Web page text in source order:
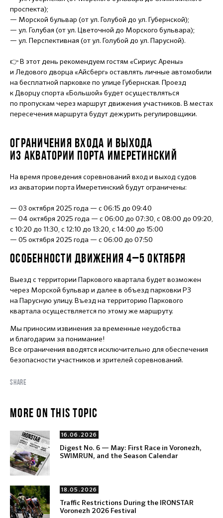
проспекта);
— Морской бульвар (от ул. Голубой до ул. Губернской);
— ул. Голубая (от ул. Цветочной до Морского бульвара);
— ул. Перспективная (от ул. Голубой до ул. Парусной).
👉 В этот день рекомендуем гостям «Сириус Арены»
и Ледового дворца «Айсберг» оставлять личные автомобили
на бесплатной парковке по улице Губернская. Проезд
к Дворцу спорта «Большой» будет осуществляться
по пропускам через маршрут движения участников. В местах
пересечения маршрута будут дежурить регулировщики.
ОГРАНИЧЕНИЯ ВХОДА И ВЫХОДА
ИЗ АКВАТОРИИ ПОРТА ИМЕРЕТИНСКИЙ
На время проведения соревнований вход и выход судов
из акватории порта Имеретинский будут ограничены:
— 03 октября 2025 года — с 06:15 до 09:40
— 04 октября 2025 года — с 06:00 до 07:30, с 08:00 до 09:20,
с 10:20 до 11:30, с 12:10 до 13:20, с 14:00 до 15:00
— 05 октября 2025 года — с 06:00 до 07:50
ОСОБЕННОСТИ ДВИЖЕНИЯ 4–5 ОКТЯБРЯ
Выезд с территории Паркового квартала будет возможен
через Морской бульвар и далее в объезд парковки Р3
на Парусную улицу. Въезд на территорию Паркового
квартала осуществляется по этому же маршруту.
Мы приносим извинения за временные неудобства
и благодарим за понимание!
Все ограничения вводятся исключительно для обеспечения
безопасности участников и зрителей соревнований.
SHARE
MORE ON THIS TOPIC
16.06.2026
Digest No. 6 — May: First Race in Voronezh,
SWIMRUN, and the Season Calendar
18.05.2026
Traffic Restrictions During the IRONSTAR
Voronezh 2026 Festival